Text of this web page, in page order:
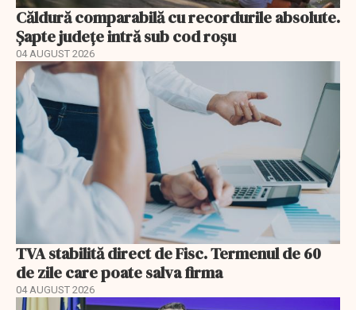
Căldură comparabilă cu recordurile absolute.
Șapte județe intră sub cod roșu
04 AUGUST 2026
TVA stabilită direct de Fisc. Termenul de 60
de zile care poate salva firma
04 AUGUST 2026